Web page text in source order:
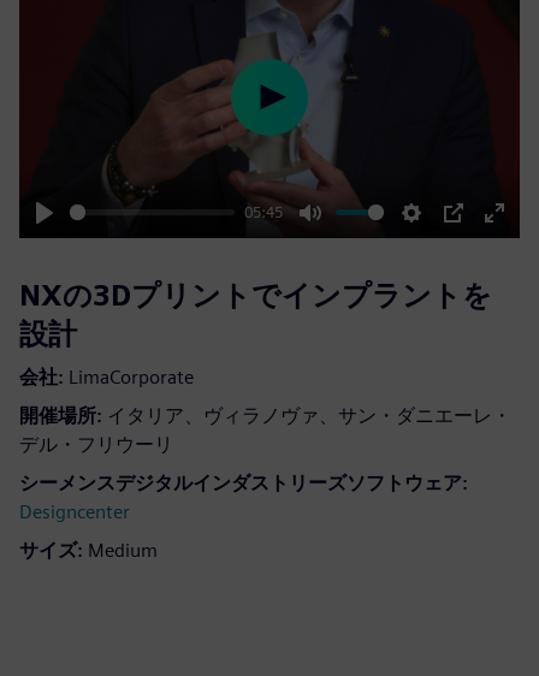
Play
05:45
Mute Settings
PIP
Enter
Play
NXの3Dプリントでインプラントを
設計
会社: LimaCorporate
開催場所: イタリア、ヴィラノヴァ、サン・ダニエーレ・
デル・フリウーリ
シーメンスデジタルインダストリーズソフトウェア:
Designcenter
サイズ: Medium